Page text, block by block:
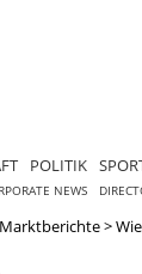
POLITIK
NEWS
Marktberichte>